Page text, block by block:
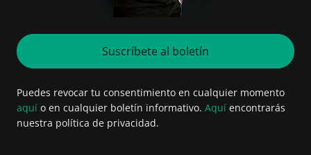
Suscríbete al boletín
Puedes revocar tu consentimiento en cualquier momento
aquí o en cualquier boletín informativo. Aquí encontrarás
nuestra política de privacidad.